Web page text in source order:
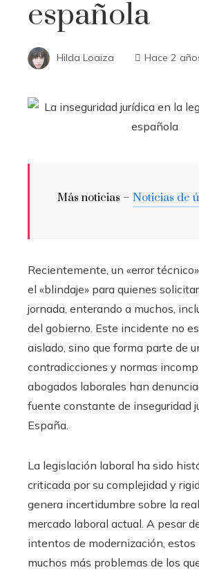
española
Hilda Loaiza Hace 2
Más noticias – Noticias de
Recientemente, un «error
el «blindaje» para quienes
jornada, enterando a muchos,
del gobierno. Este incidente no
aislado, sino que forma parte de
contradicciones y normas
abogados laborales han
fuente constante de inseguridad
España.
La legislación laboral ha sido
criticada por su complejidad y
genera incertidumbre sobre la
mercado laboral actual. A pesar
intentos de modernización, estos
muchos más problemas de los